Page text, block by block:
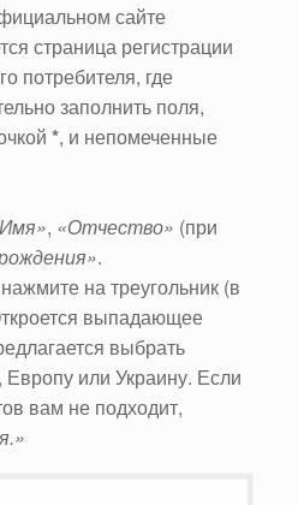
сайте
страница регистрации
потребителя, где
заполнить поля,
*, и непомеченные
, «Отчество» (при
.
нажмите на треугольник (в
выпадающее
выбрать
Европу или Украину. Если
вам не подходит,